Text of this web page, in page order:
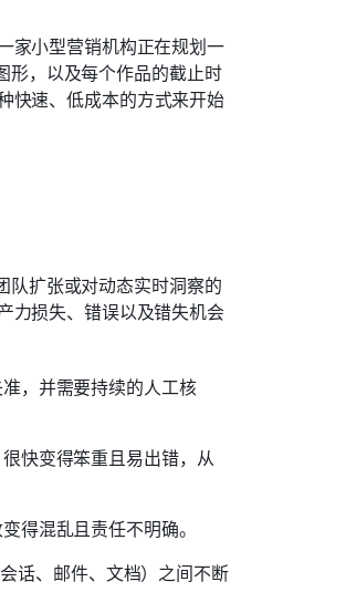
家小型营销机构正在规划一
形，以及每个作品的截止时
快速、低成本的方式来开始
队扩张或对动态实时洞察的
力损失、错误以及错失机会
，并需要持续的人工核
快变得笨重且易出错，从
得混乱且责任不明确。
话、邮件、文档）之间不断